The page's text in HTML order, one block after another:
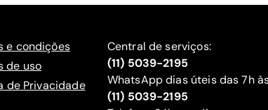
e condições
de uso
de Privacidade
Central de serviços:
(11) 5039-2195
WhatsApp dias úteis das 7h
(11) 5039-2195